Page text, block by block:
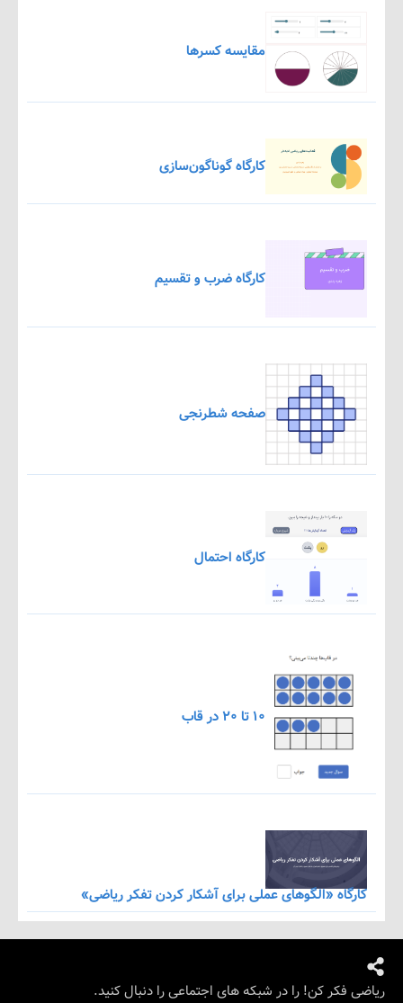
مقایسه کسرها
کارگاه گوناگون‌سازی
کارگاه ضرب و تقسیم
صفحه شطرنجی
کارگاه احتمال
۱۰ تا ۲۰ در قاب
«الگوهای عملی برای آشکار کردن تفکر ریاضی»
کن! را در شبکه های اجتماعی را دنبال کنید.